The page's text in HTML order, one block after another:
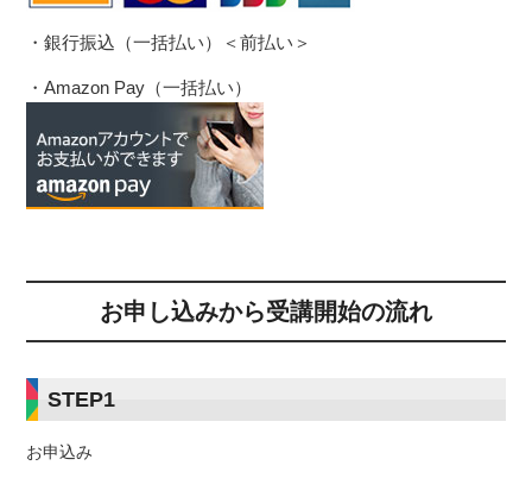
・銀行振込（一括払い）＜前払い＞
・Amazon Pay（一括払い）
お申し込みから受講開始の流れ
STEP1
お申込み